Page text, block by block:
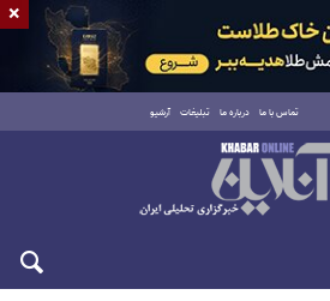
تماس با ما درباره ما تبلیغات آرشیو
×